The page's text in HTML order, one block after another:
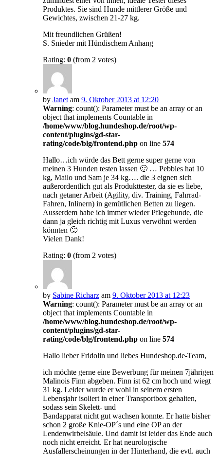
Produktes. Sie sind Hunde mittlerer Größe und
Gewichtes, zwischen 21-27 kg.
Mit freundlichen Grüßen!
S. Snieder mit Hündischem Anhang
Rating: 0 (from 2 votes)
by Janet am 9. Oktober 2013 at 12:20
Warning: count(): Parameter must be an array or an
object that implements Countable in
/home/www/blog.hundeshop.de/root/wp-
content/plugins/gd-star-
rating/code/blg/frontend.php on line 574
Hallo…ich würde das Bett gerne super gerne von
meinen 3 Hunden testen lassen 🙂 … Pebbles hat 10
kg, Mailo und Sam je 34 kg…. die 3 eignen sich
außerordentlich gut als Produkttester, da sie es liebe,
nach getaner Arbeit (Agility, div. Training, Fahrrad-
Fahren, Inlinern) in gemütlichen Betten zu liegen.
Ausserdem habe ich immer wieder Pflegehunde, die
dann ja gleich richtig mit Luxus verwöhnt werden
könnten 🙂
Vielen Dank!
Rating: 0 (from 2 votes)
by Sabine Richarz am 9. Oktober 2013 at 12:23
Warning: count(): Parameter must be an array or an
object that implements Countable in
/home/www/blog.hundeshop.de/root/wp-
content/plugins/gd-star-
rating/code/blg/frontend.php on line 574
Hallo lieber Fridolin und liebes Hundeshop.de-Team,
ich möchte gerne eine Bewerbung für meinen 7jährigen
Malinois Finn abgeben. Finn ist 62 cm hoch und wiegt
31 kg. Leider wurde er wohl in seinem ersten
Lebensjahr isoliert in einer Transportbox gehalten,
sodass sein Skelett- und
Bandapparat nicht gut wachsen konnte. Er hatte bisher
schon 2 große Knie-OP´s und eine OP an der
Lendenwirbelsäule. Und damit ist leider das Ende auch
noch nicht erreicht. Er hat neurologische
Ausfallerscheinungen in der Hinterhand, die evtl. auch